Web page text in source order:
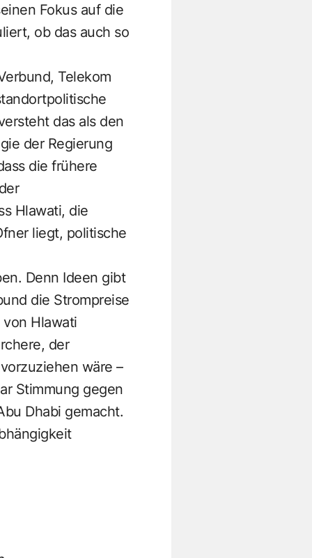
Fokus auf die
ob das auch so
Telekom
das als den
der Regierung
die frühere
Hlawati, die
liegt, politische
Denn Ideen gibt
die Strompreise
Hlawati
der
wäre –
Stimmung gegen
Dhabi gemacht.